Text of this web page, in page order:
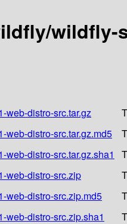
wildfly-
web-distro-src.tar.gz
web-distro-src.tar.gz.md5
distro-src.tar.gz.sha1
web-distro-src.zip
web-distro-src.zip.md5
web-distro-src.zip.sha1